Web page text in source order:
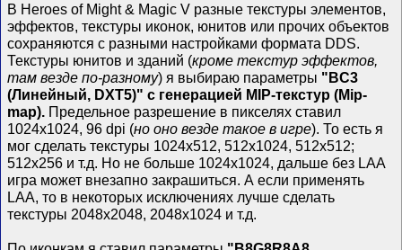
В Heroes of Might & Magic V разные текстуры элементов,
эффектов, текстуры иконок, юнитов или прочих объектов
сохраняются с разными настройками формата DDS.
Текстуры юнитов и зданий (кроме текстур эффектов,
там везде по-разному) я выбираю параметры "BC3
(Линейный, DXT5)" с генерацией MIP-текстур (Mip-
map). Предельное разрешение в пикселях ставил
1024х1024, 96 dpi (но оно везде такое в игре). То есть я
мог сделать текстуры 1024х512, 512х1024, 512х512;
512х256 и т.д. Но не больше 1024х1024, дальше без LAA
игра может внезапно закрашиться. А если применять
LAA, то в некоторых исключениях лучше сделать
текстуры 2048х2048, 2048х1024 и т.д.